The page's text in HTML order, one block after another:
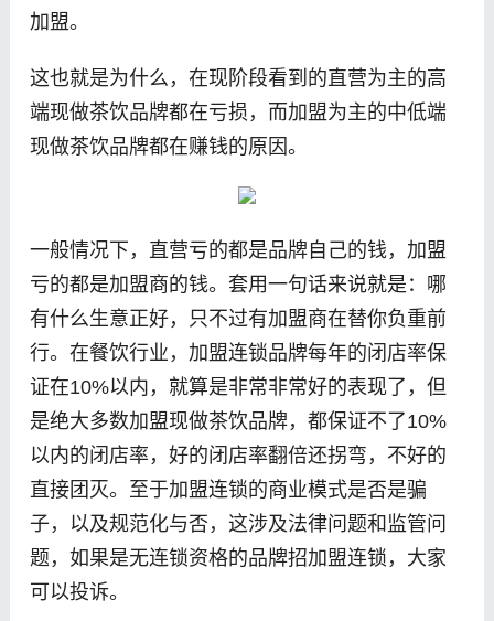
加盟。
这也就是为什么，在现阶段看到的直营为主的高
端现做茶饮品牌都在亏损，而加盟为主的中低端
现做茶饮品牌都在赚钱的原因。
一般情况下，直营亏的都是品牌自己的钱，加盟
亏的都是加盟商的钱。套用一句话来说就是：哪
有什么生意正好，只不过有加盟商在替你负重前
行。在餐饮行业，加盟连锁品牌每年的闭店率保
证在10%以内，就算是非常非常好的表现了，但
是绝大多数加盟现做茶饮品牌，都保证不了10%
以内的闭店率，好的闭店率翻倍还拐弯，不好的
直接团灭。至于加盟连锁的商业模式是否是骗
子，以及规范化与否，这涉及法律问题和监管问
题，如果是无连锁资格的品牌招加盟连锁，大家
可以投诉。